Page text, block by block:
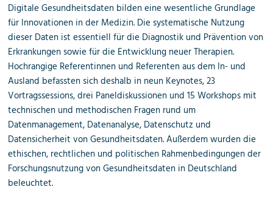
Digitale Gesundheitsdaten bilden eine wesentliche Grundlage
für Innovationen in der Medizin. Die systematische Nutzung
dieser Daten ist essentiell für die Diagnostik und Prävention von
Erkrankungen sowie für die Entwicklung neuer Therapien.
Hochrangige Referentinnen und Referenten aus dem In- und
Ausland befassten sich deshalb in neun Keynotes, 23
Vortragssessions, drei Paneldiskussionen und 15 Workshops mit
technischen und methodischen Fragen rund um
Datenmanagement, Datenanalyse, Datenschutz und
Datensicherheit von Gesundheitsdaten. Außerdem wurden die
ethischen, rechtlichen und politischen Rahmenbedingungen der
Forschungsnutzung von Gesundheitsdaten in Deutschland
beleuchtet.